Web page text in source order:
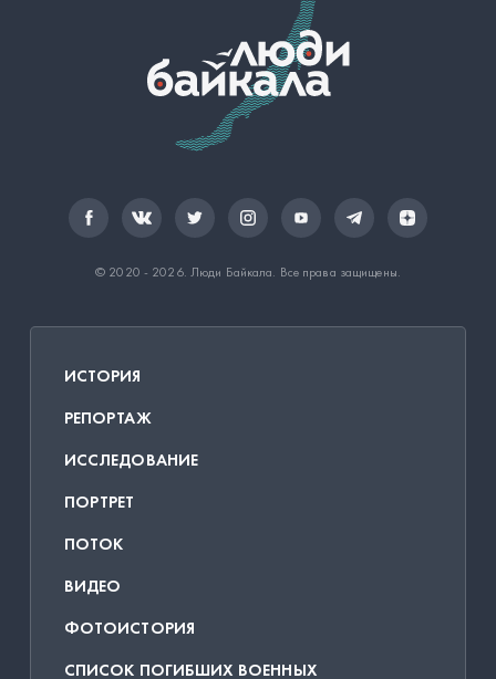
© 2020 - 2026. Люди Байкала . Все права защищены.
ИСТОРИЯ
РЕПОРТАЖ
ИССЛЕДОВАНИЕ
ПОРТРЕТ
ПОТОК
ВИДЕО
ФОТОИСТОРИЯ
СПИСОК ПОГИБШИХ ВОЕННЫХ